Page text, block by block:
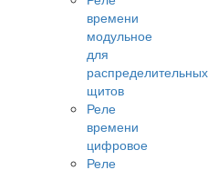
времени
модульное
для
распределительных
щитов
Реле
времени
цифровое
Реле